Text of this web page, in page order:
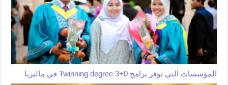
المؤسسات التي توفر برامج Twinning degree 3+0 في ماليزيا